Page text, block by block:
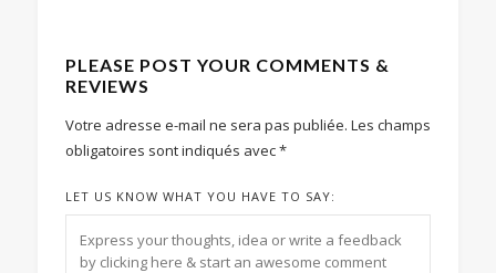
PLEASE POST YOUR COMMENTS &
REVIEWS
Votre adresse e-mail ne sera pas publiée. Les champs
obligatoires sont indiqués avec*
LET US KNOW WHAT YOU HAVE TO SAY: